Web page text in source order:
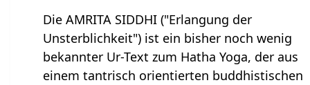
Die AMRITA SIDDHI ("Erlangung der
Unsterblichkeit") ist ein bisher noch wenig
bekannter Ur-Text zum Hatha Yoga, der aus
einem tantrisch orientierten buddhistischen